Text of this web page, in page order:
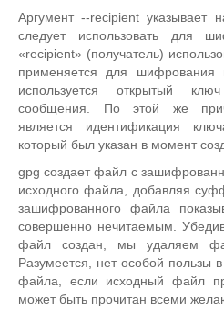
Аргумент --recipient указывает
следует использовать для
«recipient» (получатель)
применяется для шифрования
используется открытый
сообщения. По этой же
является идентификация
который был указан в момент
gpg создает файл с
исходного файла, добавляя
зашифрованного файла
совершенно нечитаемым.
файл создан, мы удаляем
Разумеется, нет особой пользы
файла, если исходный файл
может быть прочитан всеми